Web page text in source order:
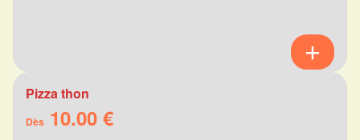
Pizza thon
Dès 10.00 €